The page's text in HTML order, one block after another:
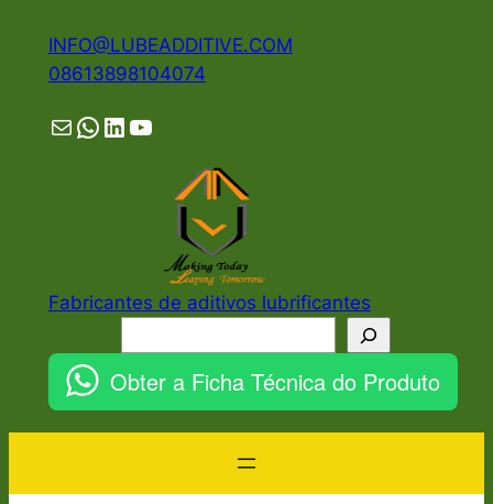
INFO@LUBEADDITIVE.COM
08613898104074
MailWhatsApp
LinkedIn
YouTube
Fabricantes de aditivos lubrificantes
Obter a Ficha Técnica do Produto